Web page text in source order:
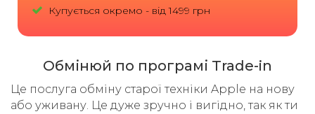
Купується окремо - від 1499 грн
Обмінюй по програмі Trade-in
Це послуга обміну старої техніки Apple на нову
або уживану. Це дуже зручно і вигідно, так як ти